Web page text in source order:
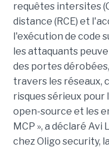
requêtes intersites
distance (RCE) et
l'exécution de code
les attaquants
des portes
travers les réseaux,
risques sérieux pour
open-source et les
MCP », a déclaré
chez Oligo security,